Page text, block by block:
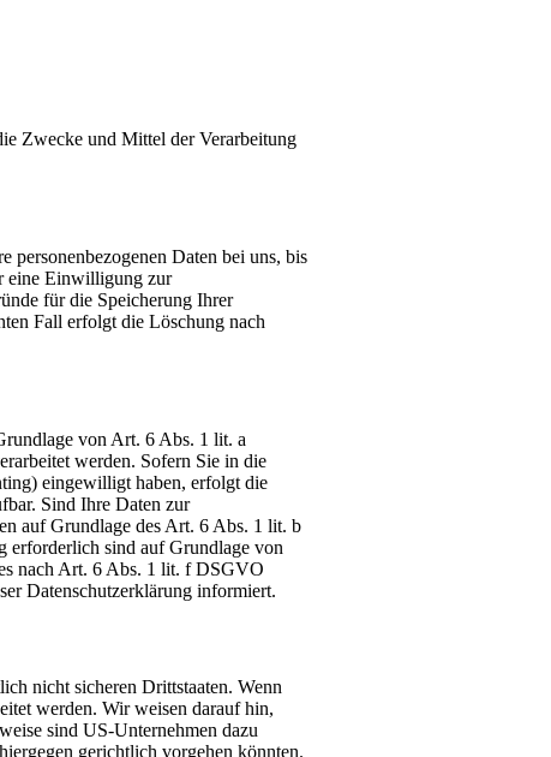
Zwecke und Mittel der Verarbeitung
personenbezogenen Daten bei uns, bis
eine Einwilligung zur
für die Speicherung Ihrer
Fall erfolgt die Löschung nach
von Art. 6 Abs. 1 lit. a
werden. Sofern Sie in die
eingewilligt haben, erfolgt die
Sind Ihre Daten zur
auf Grundlage des Art. 6 Abs. 1 lit. b
erforderlich sind auf Grundlage von
nach Art. 6 Abs. 1 lit. f DSGVO
Datenschutzerklärung informiert.
nicht sicheren Drittstaaten. Wenn
werden. Wir weisen darauf hin,
sind US-Unternehmen dazu
gerichtlich vorgehen könnten.